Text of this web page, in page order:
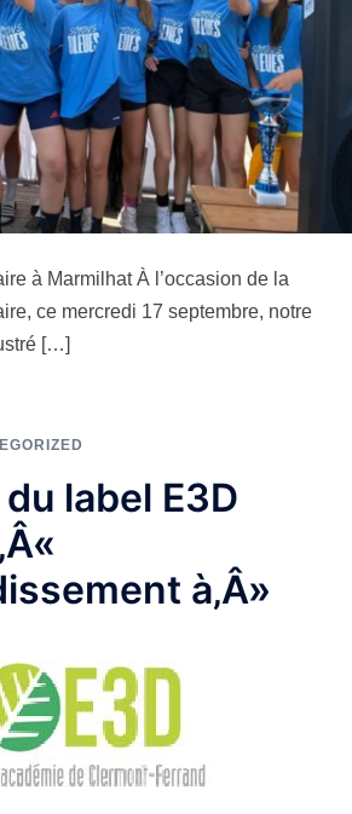
à Marmilhat À l’occasion de la
ce mercredi 17 septembre, notre
[…]
label E3D
à‚Â»